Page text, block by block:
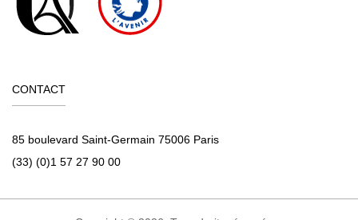
CONTACT
85 boulevard Saint-Germain 75006 Paris
(33) (0)1 57 27 90 00